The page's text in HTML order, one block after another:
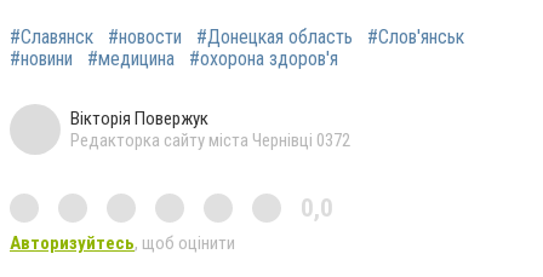
#Славянск #новости #Донецкая область
#Слов'янськ
#новини
#медицина #охорона здоров'я
Вікторія Повержук
Редакторка сайту міста Чернівці 0372
0,0
Авторизуйтесь, щоб оцінити